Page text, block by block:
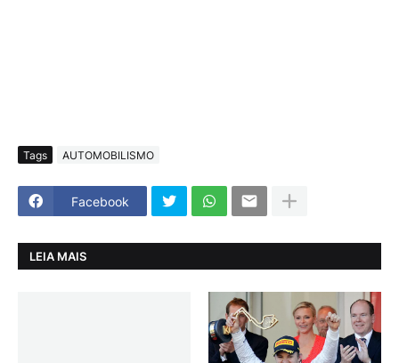
Tags AUTOMOBILISMO
Facebook
LEIA MAIS